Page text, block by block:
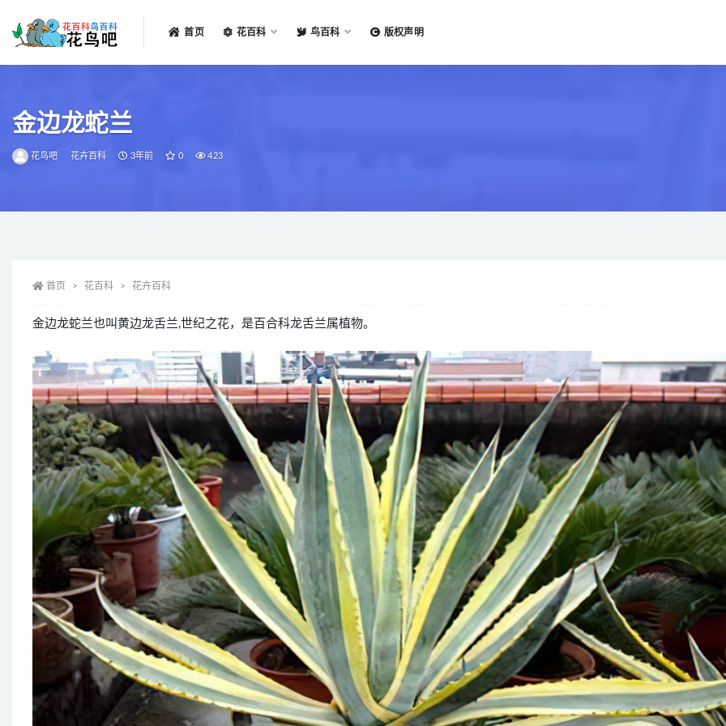
首页 花百科 鸟百科 版权声明
金边龙蛇兰
花鸟吧 花卉百科 3年前 0 423
首页 花百科 花卉百科
金边龙蛇兰也叫黄边龙舌兰,世纪之花，是百合科龙舌兰属植物。